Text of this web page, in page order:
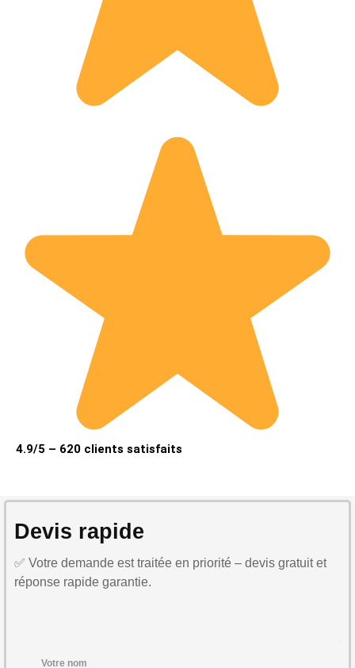
4.9/5 – 620 clients satisfaits
Devis rapide
✅ Votre demande est traitée en priorité – devis gratuit et
réponse rapide garantie.
Votre nom